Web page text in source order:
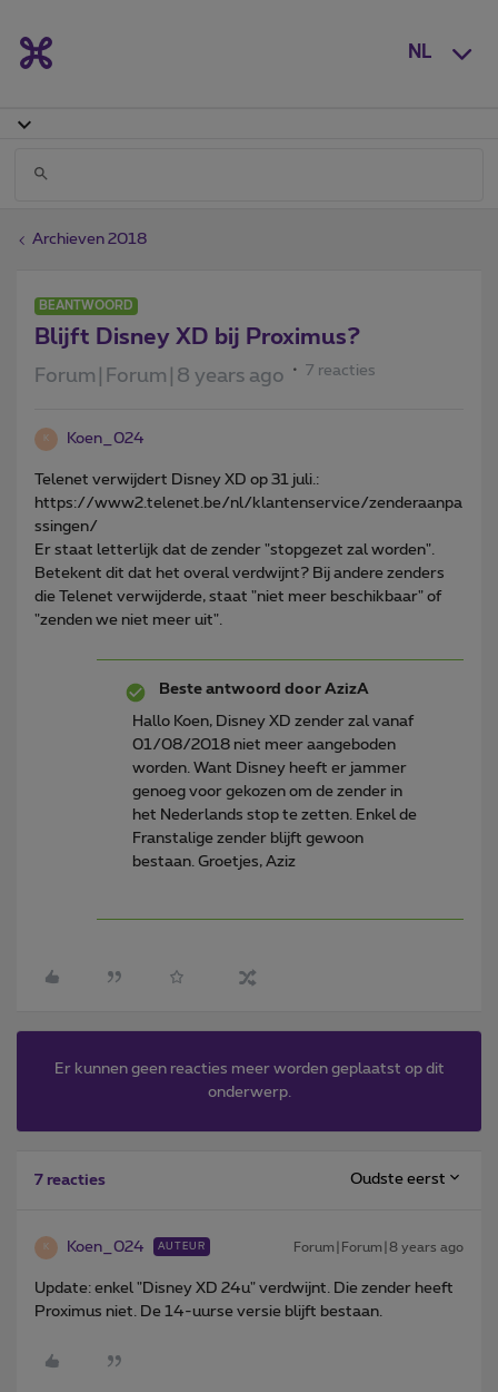
NL
Archieven 2018
BEANTWOORD
Blijft Disney XD bij Proximus?
Forum|Forum|8 years ago 7 reacties
K Koen_024
Telenet verwijdert Disney XD op 31 juli.:
https://www2.telenet.be/nl/klantenservice/zenderaanpa
ssingen/
Er staat letterlijk dat de zender "stopgezet zal worden".
Betekent dit dat het overal verdwijnt? Bij andere zenders
die Telenet verwijderde, staat "niet meer beschikbaar" of
"zenden we niet meer uit".
Beste antwoord door AzizA
Hallo Koen, Disney XD zender zal vanaf
01/08/2018 niet meer aangeboden
worden. Want Disney heeft er jammer
genoeg voor gekozen om de zender in
het Nederlands stop te zetten. Enkel de
Franstalige zender blijft gewoon
bestaan. Groetjes, Aziz
Er kunnen geen reacties meer worden geplaatst op dit
onderwerp.
7 reacties Oudste eerst
K Koen_024 AUTEUR Forum|Forum|8 years ago
Update: enkel "Disney XD 24u" verdwijnt. Die zender heeft
Proximus niet. De 14-uurse versie blijft bestaan.